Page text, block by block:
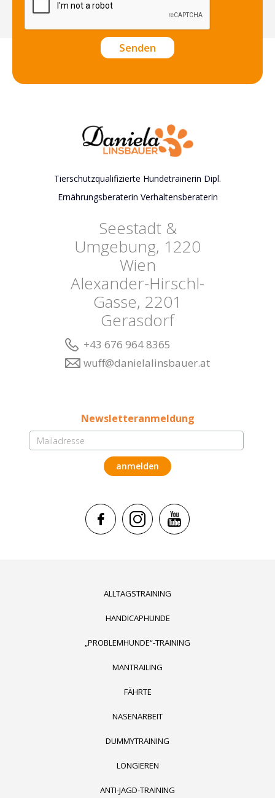
Tierschutzqualifizierte Hundetrainerin Dipl.
Ernährungsberaterin Verhaltensberaterin
Seestadt &
Umgebung, 1220
Wien
Alexander-Hirschl-
Gasse, 2201
Gerasdorf
+43 676 964 8365
wuff@danielalinsbauer.at
Newsletteranmeldung
ALLTAGSTRAINING
HANDICAPHUNDE
„PROBLEMHUNDE“-TRAINING
MANTRAILING
FÄHRTE
NASENARBEIT
DUMMYTRAINING
LONGIEREN
ANTI-JAGD-TRAINING